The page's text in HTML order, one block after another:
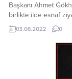
Başkanı Ahmet
birlikte ilde esnaf
03.08.2022 0